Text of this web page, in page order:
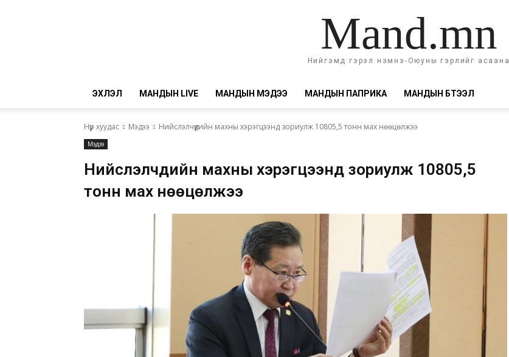
Mand.mn
Нийгэмд гэрэл нэмнэ-Оюуны гэрлийг асаана
ЭХЛЭЛ МАНДЫН LIVE МАНДЫН МЭДЭЭ МАНДЫН ПАПРИКА МАНДЫН БҮТЭЭЛ
Нүүр хуудас Мэдээ Нийслэлчүүдийн махны хэрэгцээнд зориулж 10805,5 тонн мах нөөцөлжээ
Мэдээ
Нийслэлчүүдийн махны хэрэгцээнд зориулж 10805,5
тонн мах нөөцөлжээ